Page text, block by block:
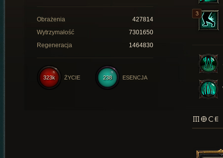
Obrażenia
427814
Wytrzymałość
7301650
Regeneracja
1464830
238 ESENCJA
323k ŻYCIE